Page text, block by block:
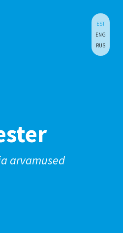
EST
ENG
RUS
arvamused